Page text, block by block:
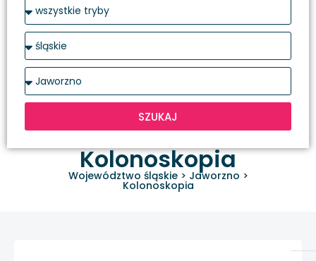
SZUKAJ
Kolonoskopia
Województwo śląskie> Jaworzno >
Kolonoskopia